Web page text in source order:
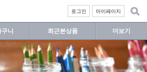
마이페이지
로그인
니 최근본상품 더보기